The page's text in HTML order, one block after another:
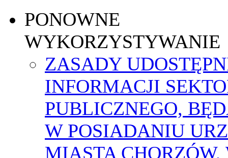
PONOWNE
WYKORZYSTYWANIE
ZASADY
INFORMACJI
PUBLICZNEGO,
W POSIADANIU
MIASTA CHORZÓW,